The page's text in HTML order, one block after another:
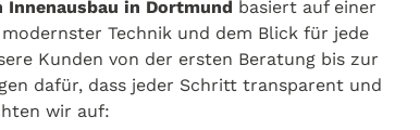
Innenausbau in Dortmund basiert auf einer
Technik und dem Blick für jede
Kunden von der ersten Beratung bis zur
dafür, dass jeder Schritt transparent und
wir auf: